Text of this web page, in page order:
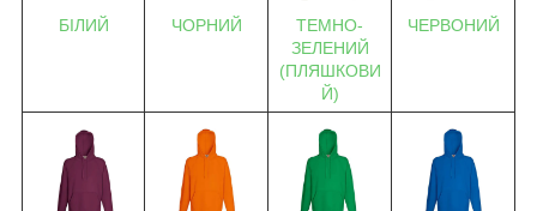
БІЛИЙ ЧОРНИЙ
ТЕМНО-
ЗЕЛЕНИЙ
(ПЛЯШКОВИ
Й)
ЧЕРВОНИЙ